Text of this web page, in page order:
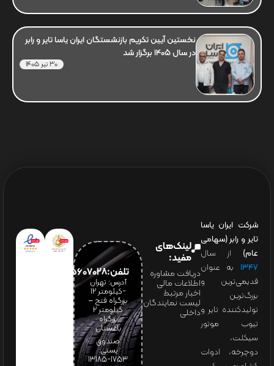
نخستین آیین تکریم بازنشستگان ایران یاسا تایر و رابر
در سال 1405 برگزار شد
30 تیر 1405
شرکت ایران یاسا
تایر و رابر (سهامی
عام) از سال
۱۳۴۷ به عنوان
قدیمی‌ترین و
بزرگ‌ترین
تولیدکننده تایر و
تیوب موتور
سیکلت،
دوچرخه، ادوات
لینک‌های
مفید:
دریافت مشاوره
اطلاعات مالی
اخبار مرتبط
لیست نمایندگان
داخلی
تلفن:65607028(021)
آدرس: تهران
-کیلومتر 12
بزرگراه فتح –
کیلومتر ۲
بزرگراه
باغستان
صندوق
پستی:
1753-13185